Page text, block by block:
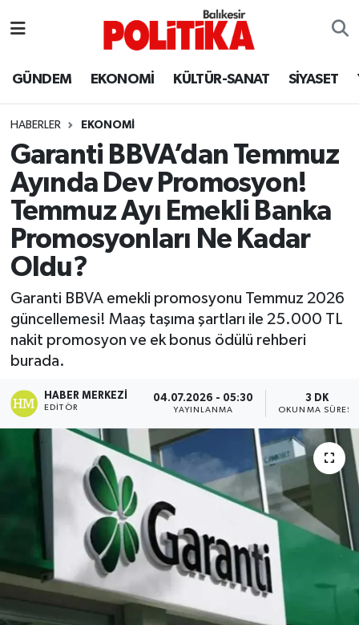
GÜNDEM EKONOMİ KÜLTÜR-SANAT SİYASET
HABERLER EKONOMİ
Garanti BBVA’dan Temmuz
Ayında Dev Promosyon!
Temmuz Ayı Emekli Banka
Promosyonları Ne Kadar
Oldu?
Garanti BBVA emekli promosyonu Temmuz 2026
güncellemesi! Maaş taşıma şartları ile 25.000 TL
nakit promosyon ve ek bonus ödülü rehberi
burada.
HABER MERKEZI
EDITÖR
04.07.2026 - 05:30
YAYINLANMA
3 DK
OKUNMA SÜRESI
Ayvalık
Bandırma
Bigadiç
BİYOGRAFİLER
Burhaniye
ÇEVRE
DÜNYA
Dursunbey
Edremit
EĞİTİM
EKONOMİ
Erdek
Balıkesir Hava Durumu
Balıkesir Namaz Vakitleri
Balıkesir Trafik Yoğunluk Haritası
Süper Lig Puan Durumu ve Fikstür
Tüm Manşetler
Son Dakika Haberleri
Haber Arşivi